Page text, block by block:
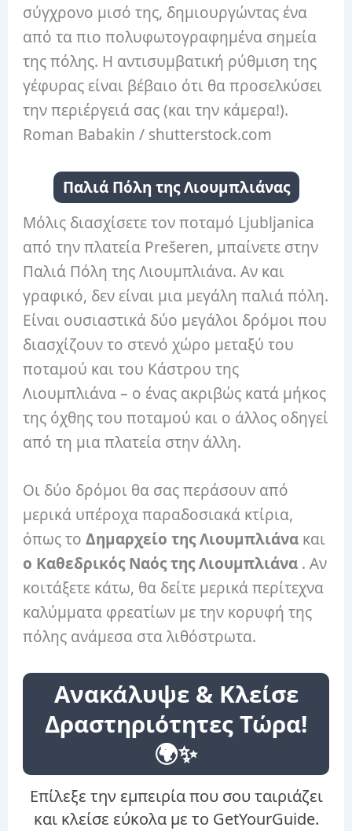
σύγχρονο μισό της, δημιουργώντας ένα
από τα πιο πολυφωτογραφημένα σημεία
της πόλης. Η αντισυμβατική ρύθμιση της
γέφυρας είναι βέβαιο ότι θα προσελκύσει
την περιέργειά σας (και την κάμερα!).
Roman Babakin / shutterstock.com
Παλιά Πόλη της Λιουμπλιάνας
Μόλις διασχίσετε τον ποταμό Ljubljanica
από την πλατεία Prešeren, μπαίνετε στην
Παλιά Πόλη της Λιουμπλιάνα. Αν και
γραφικό, δεν είναι μια μεγάλη παλιά πόλη.
Είναι ουσιαστικά δύο μεγάλοι δρόμοι που
διασχίζουν το στενό χώρο μεταξύ του
ποταμού και του Κάστρου της
Λιουμπλιάνα – ο ένας ακριβώς κατά μήκος
της όχθης του ποταμού και ο άλλος οδηγεί
από τη μια πλατεία στην άλλη.
Οι δύο δρόμοι θα σας περάσουν από
μερικά υπέροχα παραδοσιακά κτίρια,
όπως τοΔημαρχείο της Λιουμπλιάνα και
ο Καθεδρικός Ναός της Λιουμπλιάνα . Αν
κοιτάξετε κάτω, θα δείτε μερικά περίτεχνα
καλύμματα φρεατίων με την κορυφή της
πόλης ανάμεσα στα λιθόστρωτα.
Ανακάλυψε & Κλείσε
Δραστηριότητες Τώρα!
🌍✨
Επίλεξε την εμπειρία που σου ταιριάζει
και κλείσε εύκολα με το GetYourGuide.